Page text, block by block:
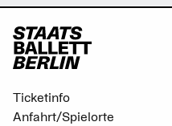
Ticketinfo
Anfahrt/Spielorte